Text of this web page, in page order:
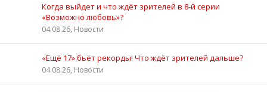
Когда выйдет и что ждёт зрителей в 8-й серии
«Возможно любовь»?
04.08.26, Новости
«Ещё 17» бьёт рекорды! Что ждёт зрителей дальше?
04.08.26, Новости